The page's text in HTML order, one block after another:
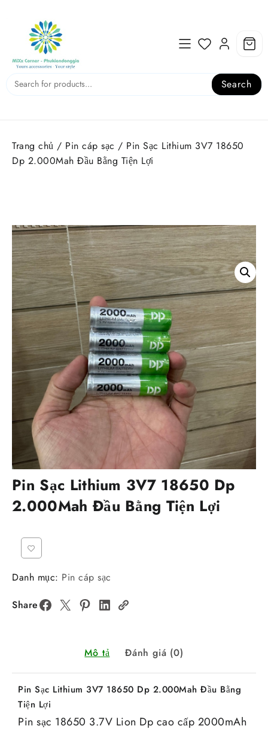
content
Search
Trang chủ / Pin cáp sạc / Pin Sạc Lithium 3V7 18650
Dp 2.000Mah Đầu Bằng Tiện Lợi
Pin Sạc Lithium 3V7 18650 Dp
2.000Mah Đầu Bằng Tiện Lợi
Danh mục: Pin cáp sạc
Share
Mô tả Đánh giá (0)
Pin Sạc Lithium 3V7 18650 Dp 2.000Mah Đầu Bằng
Tiện Lợi
Pin sạc 18650 3.7V Lion Dp cao cấp 2000mAh